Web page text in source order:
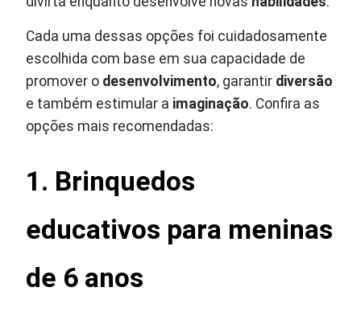
Cada uma dessas opções foi cuidadosamente
escolhida com base em sua capacidade de
promover o desenvolvimento, garantir diversão
e também estimular a imaginação. Confira as
opções mais recomendadas:
1. Brinquedos
educativos para meninas
de 6 anos